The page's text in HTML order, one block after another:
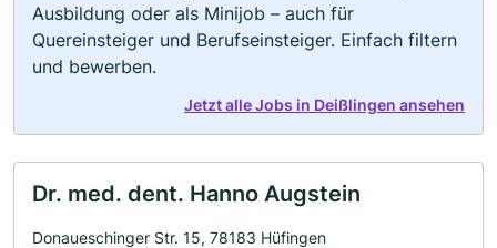
Ausbildung oder als Minijob – auch für
Quereinsteiger und Berufseinsteiger. Einfach filtern
und bewerben.
Jetzt alle Jobs in Deißlingen ansehen
Dr. med. dent. Hanno Augstein
Donaueschinger Str. 15, 78183 Hüfingen